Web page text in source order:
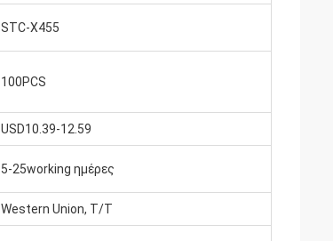
STC-X455
100PCS
USD10.39-12.59
5-25working ημέρες
Western Union, T/T